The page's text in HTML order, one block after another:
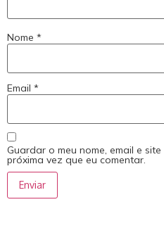
Nome *
Email *
Guardar o meu nome, email e
próxima vez que eu comentar.